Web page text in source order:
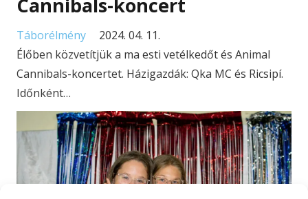
Táborélmény
2024. 04. 11.
Élőben közvetítjük a ma esti vetélkedőt és Animal
Cannibals-koncertet. Házigazdák: Qka MC és Ricsipí.
Időnként…